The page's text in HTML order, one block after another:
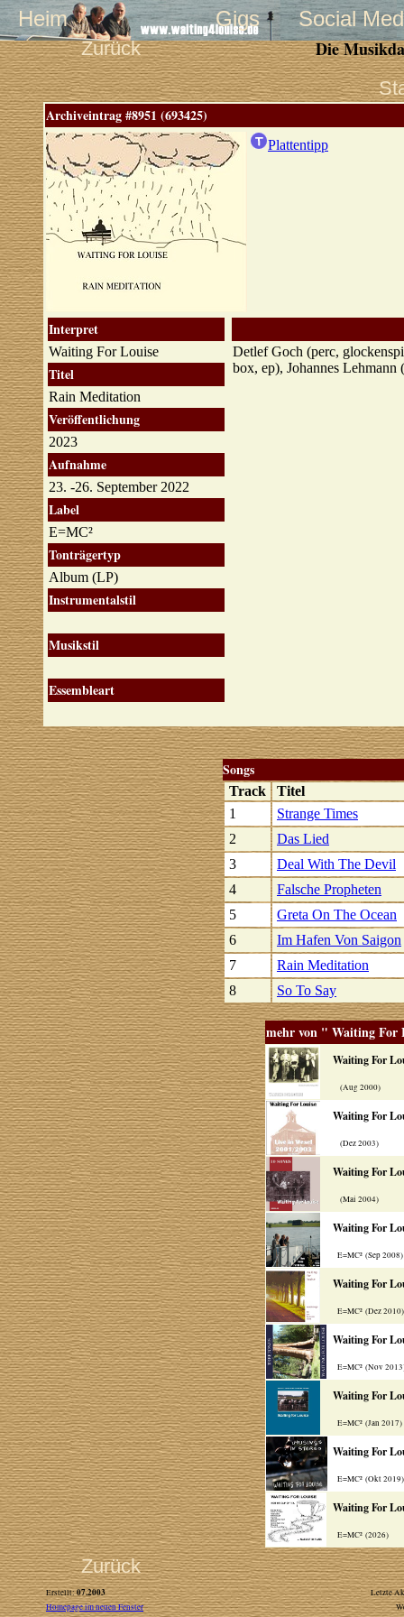
Heim Gigs Social
Zurück Die
Archiveintrag #8951 (693425)
Plattentipp
Interpret
Waiting For Louise
Titel
Rain Meditation
Veröffentlichung
2023
Aufnahme
23. -26. September 2022
Label
E=MC²
Tonträgertyp
Album (LP)
Instrumentalstil
Musikstil
Essembleart
Detlef Goch (perc,
box, ep), Johannes
Songs
Track
Titel
1
Strange Times
2
Das Lied
3
Deal With The Devil
4
Falsche Propheten
5
Greta On The Ocean
6
Im Hafen Von Saigon
7
Rain Meditation
8
So To Say
mehr von " Waiting For
Waiting For
(Aug 2000)
Waiting For
(Dez 2003)
Waiting For
(Mai 2004)
Waiting For
E=MC² (Sep
Waiting For
E=MC² (Dez
Waiting For
E=MC² (Nov
Waiting For
E=MC² (Jan 2017)
Waiting For
E=MC² (Okt
Waiting For
E=MC² (2026)
Zurück
Erstellt:07.2003
Letzte
Homepage im neuen Fenster